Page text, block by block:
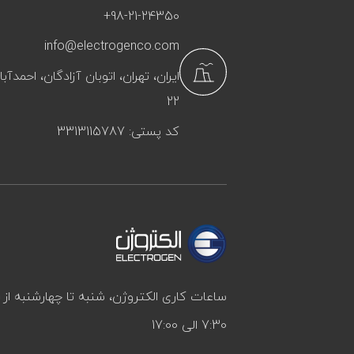
+98-21-24350
info@electrogenco.com
ایران، تهران، اتوبان آزادگان،
22
کد پستی: 3313115787
ساعات کاری الکتروژن، شنبه تا چهارشنبه
7:30 الی 17:00